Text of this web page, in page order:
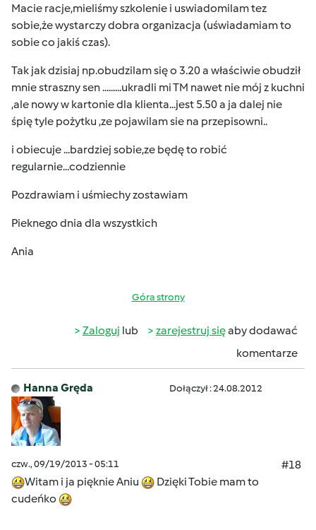
Macie racje,mieliśmy szkolenie i uswiadomilam tez
sobie,że wystarczy dobra organizacja (uświadamiam to
sobie co jakiś czas).
Tak jak dzisiaj np.obudzilam się o 3.20 a właściwie obudził
mnie straszny sen .........ukradli mi TM nawet nie mój z kuchni
,ale nowy w kartonie dla klienta...jest 5.50 a ja dalej nie
śpię tyle pożytku ,ze pojawilam sie na przepisowni..
i obiecuje ...bardziej sobie,ze będę to robić
regularnie...codziennie
Pozdrawiam i uśmiechy zostawiam
Pieknego dnia dla wszystkich
Ania
Góra strony
Zaloguj lub zarejestruj sięaby dodawać
komentarze
Hanna Gręda Dołączył : 24.08.2012
czw., 09/19/2013 - 05:11
#18
Witam i ja pięknie Aniu
Dzięki Tobie mam to
cudeńko